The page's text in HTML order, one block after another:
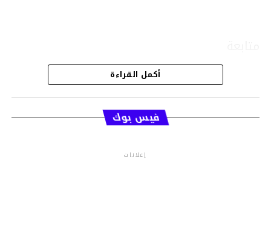
قسم الاخبار
أكمل القراءة
فيس بوك
إعلانات